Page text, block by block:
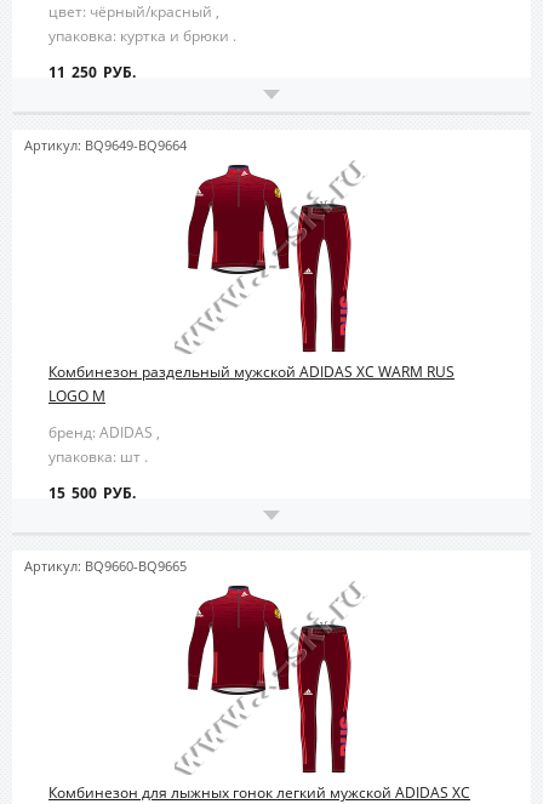
цвет: чёрный/красный ,
упаковка: куртка и брюки .
11 250 РУБ.
Артикул: BQ9649-BQ9664
Комбинезон раздельный мужской ADIDAS XC WARM RUS
LOGO M
бренд: ADIDAS ,
упаковка: шт .
15 500 РУБ.
Артикул: BQ9660-BQ9665
Комбинезон для лыжных гонок легкий мужской ADIDAS XC